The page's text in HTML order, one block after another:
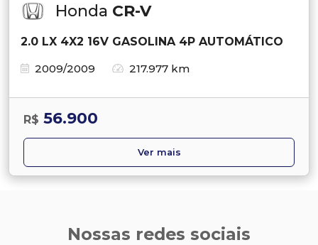
Honda CR-V
2.0 LX 4X2 16V GASOLINA 4P AUTOMÁTICO
2009/2009
217.977 km
R$ 56.900
Ver mais
Nossas redes sociais